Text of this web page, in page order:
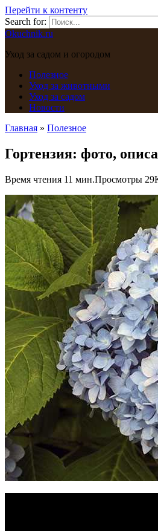
Перейти к контенту
Search for:
Okuchnik.ru
Уход за садом и огородом
Полезное
Уход за животными
Уход за садом
Новости
Главная » Полезное
Гортензия: фото,
Время чтения 11 мин.Просмотры 29